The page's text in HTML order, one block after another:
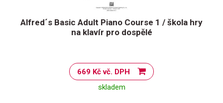
Alfred´s Basic Adult Piano Course 1 / škola hry
na klavír pro dospělé
669 Kč vč. DPH
skladem